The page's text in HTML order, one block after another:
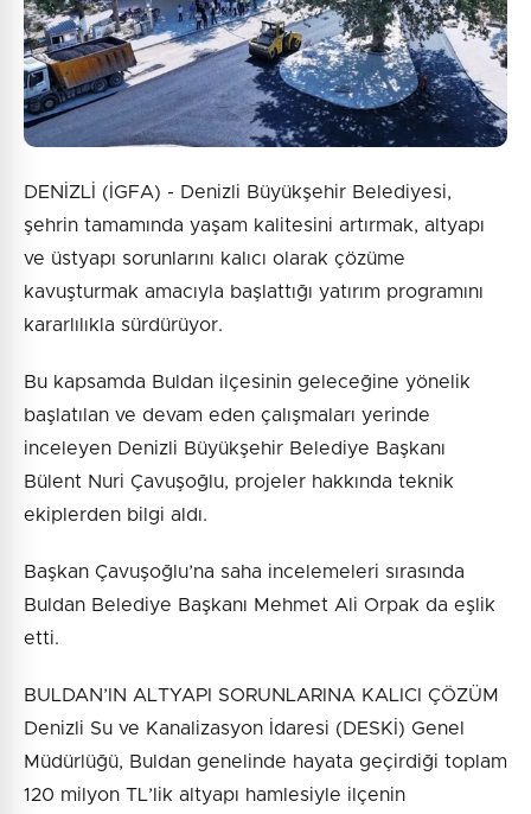
DENİZLİ (İGFA) - Denizli Büyükşehir Belediyesi,
şehrin tamamında yaşam kalitesini artırmak, altyapı
ve üstyapı sorunlarını kalıcı olarak çözüme
kavuşturmak amacıyla başlattığı yatırım programını
kararlılıkla sürdürüyor.
Bu kapsamda Buldan ilçesinin geleceğine yönelik
başlatılan ve devam eden çalışmaları yerinde
inceleyen Denizli Büyükşehir Belediye Başkanı
Bülent Nuri Çavuşoğlu, projeler hakkında teknik
ekiplerden bilgi aldı.
Başkan Çavuşoğlu’na saha incelemeleri sırasında
Buldan Belediye Başkanı Mehmet Ali Orpak da eşlik
etti.
BULDAN’IN ALTYAPI SORUNLARINA KALICI ÇÖZÜM
Denizli Su ve Kanalizasyon İdaresi (DESKİ) Genel
Müdürlüğü, Buldan genelinde hayata geçirdiği toplam
120 milyon TL’lik altyapı hamlesiyle ilçenin